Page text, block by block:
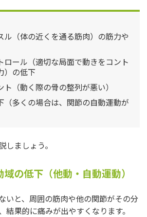
ル（体の近くを通る筋肉）の筋力や
ロール（適切な局面で動きをコント
）の低下
（動く際の骨の整列が悪い）
（多くの場合は、関節の自動運動が
しましょう。
の低下（他動・自動運動）
いと、周囲の筋肉や他の関節がその分
結果的に痛みが出やすくなります。